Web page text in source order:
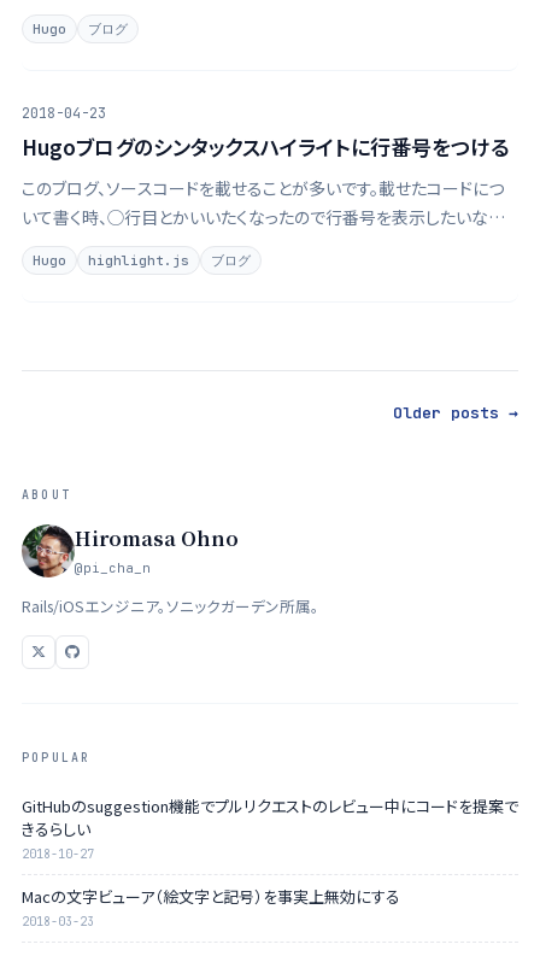
めのAPIはGo言語を使って自前で作りました。 Go lang + Echoで
Google Analytics APIの …
Hugo ブログ
2018-04-23
Hugoブログのシンタックスハイライトに行番号をつける
このブログ、ソースコードを載せることが多いです。載せたコードにつ
いて書く時、◯行目とかいいたくなったので行番号を表示したいなと
思いました。 でも、Hugoってどうやってソースコード出してるんだろ
う？ということで調べてみると、元々はPygments、現在はGo実装の
Hugo highlight.js ブログ
Older posts →
ABOUT
Hiromasa Ohno
@pi_cha_n
Rails/iOSエンジニア。ソニックガーデン所属。
POPULAR
GitHubのsuggestion機能でプルリクエストのレビュー中にコードを提案で
きるらしい
2018-10-27
Macの文字ビューア（絵文字と記号）を事実上無効にする
2018-03-23